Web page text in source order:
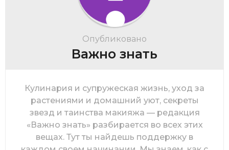
Опубликовано
Важно знать
Кулинария и супружеская жизнь, уход за
растениями и домашний уют, секреты
звезд и таинства макияжа — редакция
«Важно знать» разбирается во всех этих
вещах. Тут ты найдешь поддержку в